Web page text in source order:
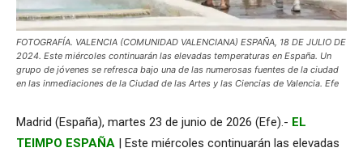
FOTOGRAFÍA. VALENCIA (COMUNIDAD VALENCIANA) ESPAÑA, 18 DE JULIO DE
2024. Este miércoles continuarán las elevadas temperaturas en España. Un
grupo de jóvenes se refresca bajo una de las numerosas fuentes de la ciudad
en las inmediaciones de la Ciudad de las Artes y las Ciencias de Valencia. Efe
Madrid (España), martes 23 de junio de 2026 (Efe).- EL
TEIMPO ESPAÑA | Este miércoles continuarán las elevadas